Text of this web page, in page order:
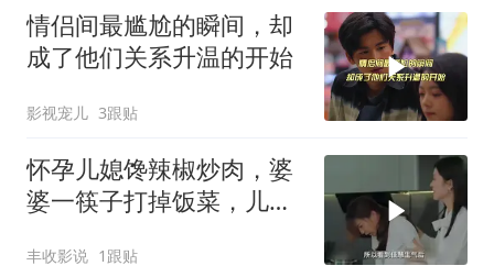
情侣间最尴尬的瞬间，却
成了他们关系升温的开始
影视宠儿 3跟贴
怀孕儿媳馋辣椒炒肉，婆
婆一筷子打掉饭菜，儿媳
丰收影说 1跟贴